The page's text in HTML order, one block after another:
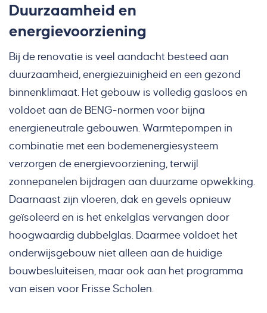
Duurzaamheid en
energievoorziening
Bij de renovatie is veel aandacht besteed aan
duurzaamheid, energiezuinigheid en een gezond
binnenklimaat. Het gebouw is volledig gasloos en
voldoet aan de BENG-normen voor bijna
energieneutrale gebouwen. Warmtepompen in
combinatie met een bodemenergiesysteem
verzorgen de energievoorziening, terwijl
zonnepanelen bijdragen aan duurzame opwekking.
Daarnaast zijn vloeren, dak en gevels opnieuw
geïsoleerd en is het enkelglas vervangen door
hoogwaardig dubbelglas. Daarmee voldoet het
onderwijsgebouw niet alleen aan de huidige
bouwbesluiteisen, maar ook aan het programma
van eisen voor Frisse Scholen.